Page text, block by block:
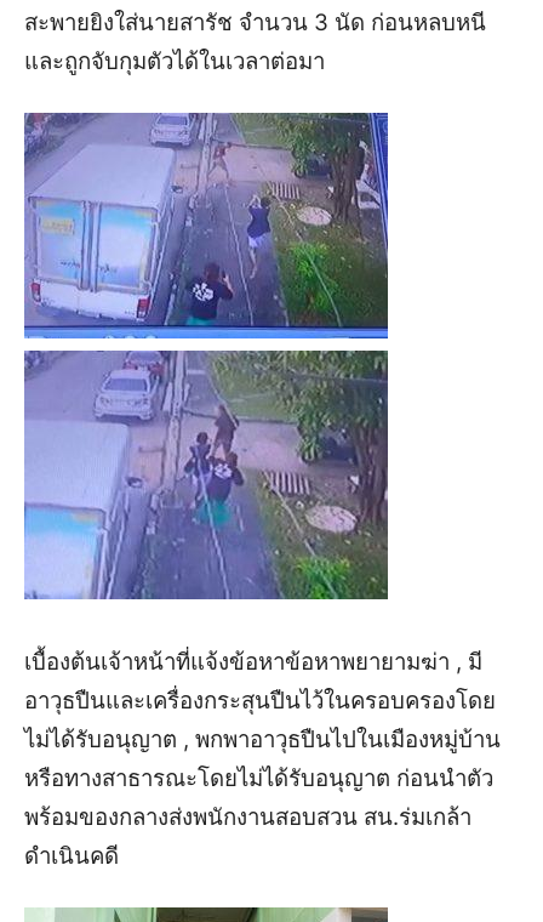
สะพายยิงใส่นายสารัช จำนวน 3 นัด ก่อนหลบหนี
และถูกจับกุมตัวได้ในเวลาต่อมา
เบื้องต้นเจ้าหน้าที่แจ้งข้อหาข้อหาพยายามฆ่า , มี
อาวุธปืนและเครื่องกระสุนปืนไว้ในครอบครองโดย
ไม่ได้รับอนุญาต , พกพาอาวุธปืนไปในเมืองหมู่บ้าน
หรือทางสาธารณะโดยไม่ได้รับอนุญาต ก่อนนำตัว
พร้อมของกลางส่งพนักงานสอบสวน สน.ร่มเกล้า
ดำเนินคดี